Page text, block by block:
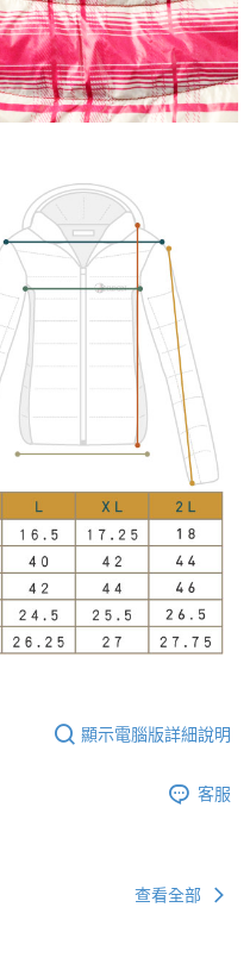
顯示電腦版詳細說明
客服
查看全部